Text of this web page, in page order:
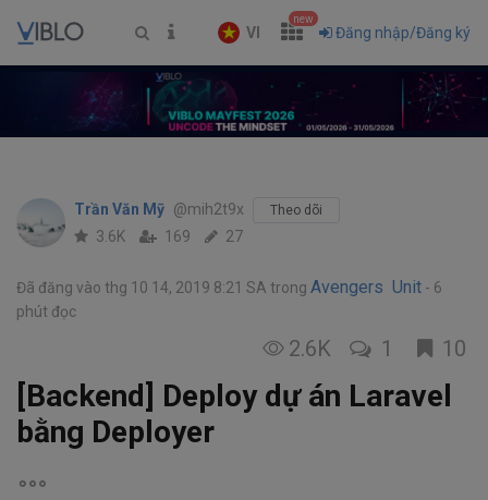
VI
new
Đăng nhập/Đăng ký
Trần Văn Mỹ @mih2t9x Theo dõi
3.6K 169 27
Đã đăng vào thg 10 14, 2019 8:21 SA trong Avengers Unit
6
phút đọc
2.6K 1 10
[Backend] Deploy dự án Laravel
bằng Deployer